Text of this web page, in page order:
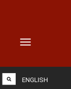
Toggle
ENGLISH